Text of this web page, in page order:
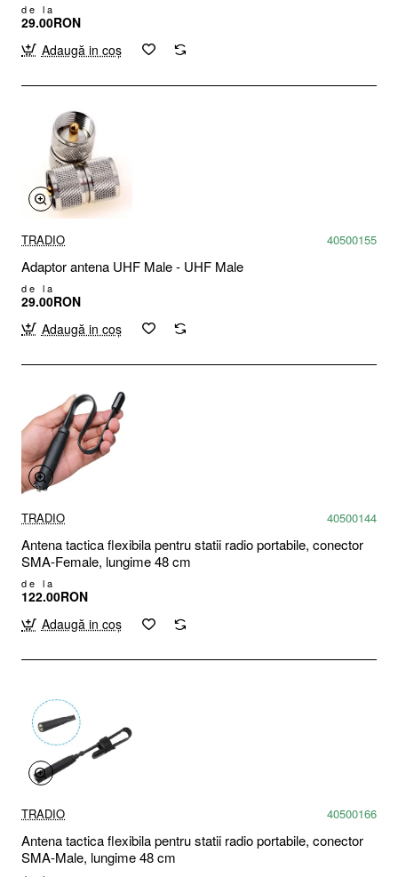
de la
29.00RON
Adaugă in coş
TRADIO 40500155
Adaptor antena UHF Male - UHF Male
de la
29.00RON
Adaugă in coş
TRADIO 40500144
Antena tactica flexibila pentru statii radio portabile, conector
SMA-Female, lungime 48 cm
de la
122.00RON
Adaugă in coş
TRADIO 40500166
Antena tactica flexibila pentru statii radio portabile, conector
SMA-Male, lungime 48 cm